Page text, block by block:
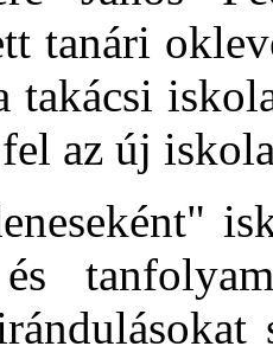
tanári
takácsi
az új
és